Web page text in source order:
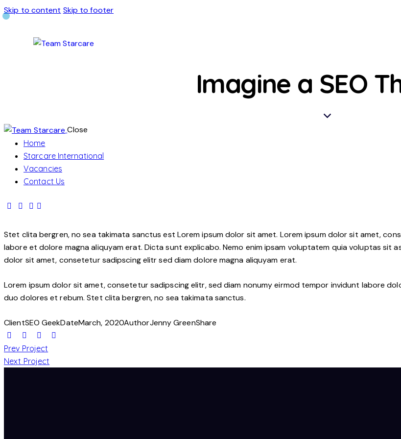
Skip to content Skip to footer
Imagine a SEO
Close
Home
Starcare International
Vacancies
Contact Us
Stet clita bergren, no sea takimata sanctus est Lorem ipsum dolor sit amet. Lorem ipsum dolor sit amet,
labore et dolore magna aliquyam erat. Dicta sunt explicabo. Nemo enim ipsam voluptatem quia voluptas
dolor sit amet, consetetur sadipscing elitr sed diam dolore magna aliquyam erat.
Lorem ipsum dolor sit amet, consetetur sadipscing elitr, sed diam nonumy eirmod tempor invidunt labore
duo dolores et rebum. Stet clita bergren, no sea takimata sanctus.
ClientSEO GeekDateMarch, 2020AuthorJenny GreenShare
Prev Project
Next Project